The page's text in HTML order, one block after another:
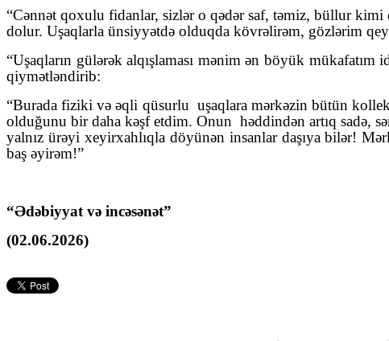
“Cənnət qoxulu fidanlar, sizlər o qədər saf, təmiz, büllur
dolur. Uşaqlarla ünsiyyətdə olduqda kövrəlirəm, gözlərim
“Uşaqların gülərək alqışlaması mənim ən böyük
qiymətləndirib:
“Burada fiziki və əqli qüsurlu uşaqlara mərkəzin bütün
olduğunu bir daha kəşf etdim. Onun həddindən artıq sadə,
yalnız ürəyi xeyirxahlıqla döyünən insanlar daşıya bilər!
baş əyirəm!”
“Ədəbiyyat və incəsənət”
(02.06.2026)